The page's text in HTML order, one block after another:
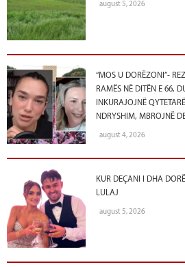
august 5, 2026
“MOS U DORËZONI”-
RAMËS NË DITËN E 66,
INKURAJOJNË
NDRYSHIM, MBROJNË
august 4, 2026
KUR DEÇANI I DHA
LULAJ
august 5, 2026